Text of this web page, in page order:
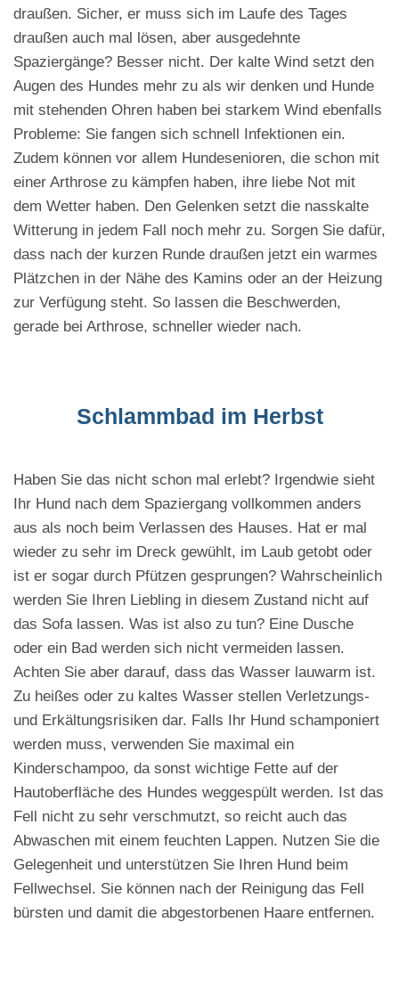
draußen. Sicher, er muss sich im Laufe des Tages
draußen auch mal lösen, aber ausgedehnte
Spaziergänge? Besser nicht. Der kalte Wind setzt den
Augen des Hundes mehr zu als wir denken und Hunde
mit stehenden Ohren haben bei starkem Wind ebenfalls
Probleme: Sie fangen sich schnell Infektionen ein.
Zudem können vor allem Hundesenioren, die schon mit
einer Arthrose zu kämpfen haben, ihre liebe Not mit
dem Wetter haben. Den Gelenken setzt die nasskalte
Witterung in jedem Fall noch mehr zu. Sorgen Sie dafür,
dass nach der kurzen Runde draußen jetzt ein warmes
Plätzchen in der Nähe des Kamins oder an der Heizung
zur Verfügung steht. So lassen die Beschwerden,
gerade bei Arthrose, schneller wieder nach.
Schlammbad im Herbst
Haben Sie das nicht schon mal erlebt? Irgendwie sieht
Ihr Hund nach dem Spaziergang vollkommen anders
aus als noch beim Verlassen des Hauses. Hat er mal
wieder zu sehr im Dreck gewühlt, im Laub getobt oder
ist er sogar durch Pfützen gesprungen? Wahrscheinlich
werden Sie Ihren Liebling in diesem Zustand nicht auf
das Sofa lassen. Was ist also zu tun? Eine Dusche
oder ein Bad werden sich nicht vermeiden lassen.
Achten Sie aber darauf, dass das Wasser lauwarm ist.
Zu heißes oder zu kaltes Wasser stellen Verletzungs-
und Erkältungsrisiken dar. Falls Ihr Hund schamponiert
werden muss, verwenden Sie maximal ein
Kinderschampoo, da sonst wichtige Fette auf der
Hautoberfläche des Hundes weggespült werden. Ist das
Fell nicht zu sehr verschmutzt, so reicht auch das
Abwaschen mit einem feuchten Lappen. Nutzen Sie die
Gelegenheit und unterstützen Sie Ihren Hund beim
Fellwechsel. Sie können nach der Reinigung das Fell
bürsten und damit die abgestorbenen Haare entfernen.